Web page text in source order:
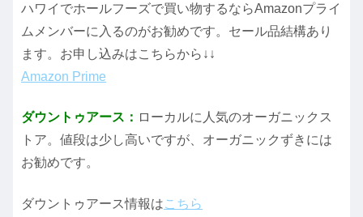
ハワイでホールフーズで買い物するならAmazonプライ
ムメンバーに入るのがお勧めです。セール品結構あり
ます。お申し込みはこちらから↓↓
Amazon Prime
ダウントゥアース： ローカルに人気のオーガニックス
トア。値段は少し高いですが、オーガニックずきには
お勧めです。
ダウントゥアース情報はこちら